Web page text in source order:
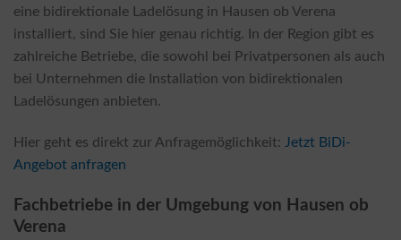
eine bidirektionale Ladelösung in Hausen ob Verena
installiert, sind Sie hier genau richtig. In der Region gibt es
zahlreiche Betriebe, die sowohl bei Privatpersonen als auch
bei Unternehmen die Installation von bidirektionalen
Ladelösungen anbieten.
Hier geht es direkt zur Anfragemöglichkeit: Jetzt BiDi-
Angebot anfragen
Fachbetriebe in der Umgebung von Hausen ob
Verena